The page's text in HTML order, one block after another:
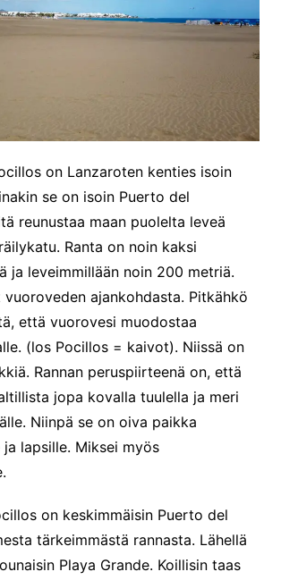
on Lanzaroten kenties isoin
se on isoin Puerto del
reunustaa maan puolelta leveä
Ranta on noin kaksi
ja leveimmillään noin 200 metriä.
ajankohdasta. Pitkähkö
että vuorovesi muodostaa
(los Pocillos = kaivot). Niissä on
Rannan peruspiirteenä on, että
jopa kovalla tuulella ja meri
Niinpä se on oiva paikka
lapsille. Miksei myös
on keskimmäisin Puerto del
tärkeimmästä rannasta. Lähellä
Playa Grande. Koillisin taas